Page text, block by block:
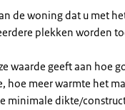
de woning dat u met
plekken worden
waarde geeft aan hoe
hoe meer warmte het
minimale dikte/